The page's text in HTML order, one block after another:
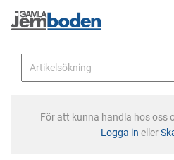
För att kunna handla hos oss
Logga in eller